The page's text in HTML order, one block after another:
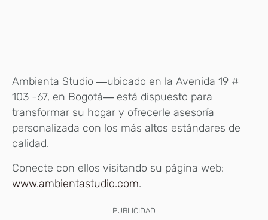
Ambienta Studio ―ubicado en la Avenida 19 #
103 -67, en Bogotá― está dispuesto para
transformar su hogar y ofrecerle asesoría
personalizada con los más altos estándares de
calidad.
Conecte con ellos visitando su página web:
www.ambientastudio.com.
PUBLICIDAD